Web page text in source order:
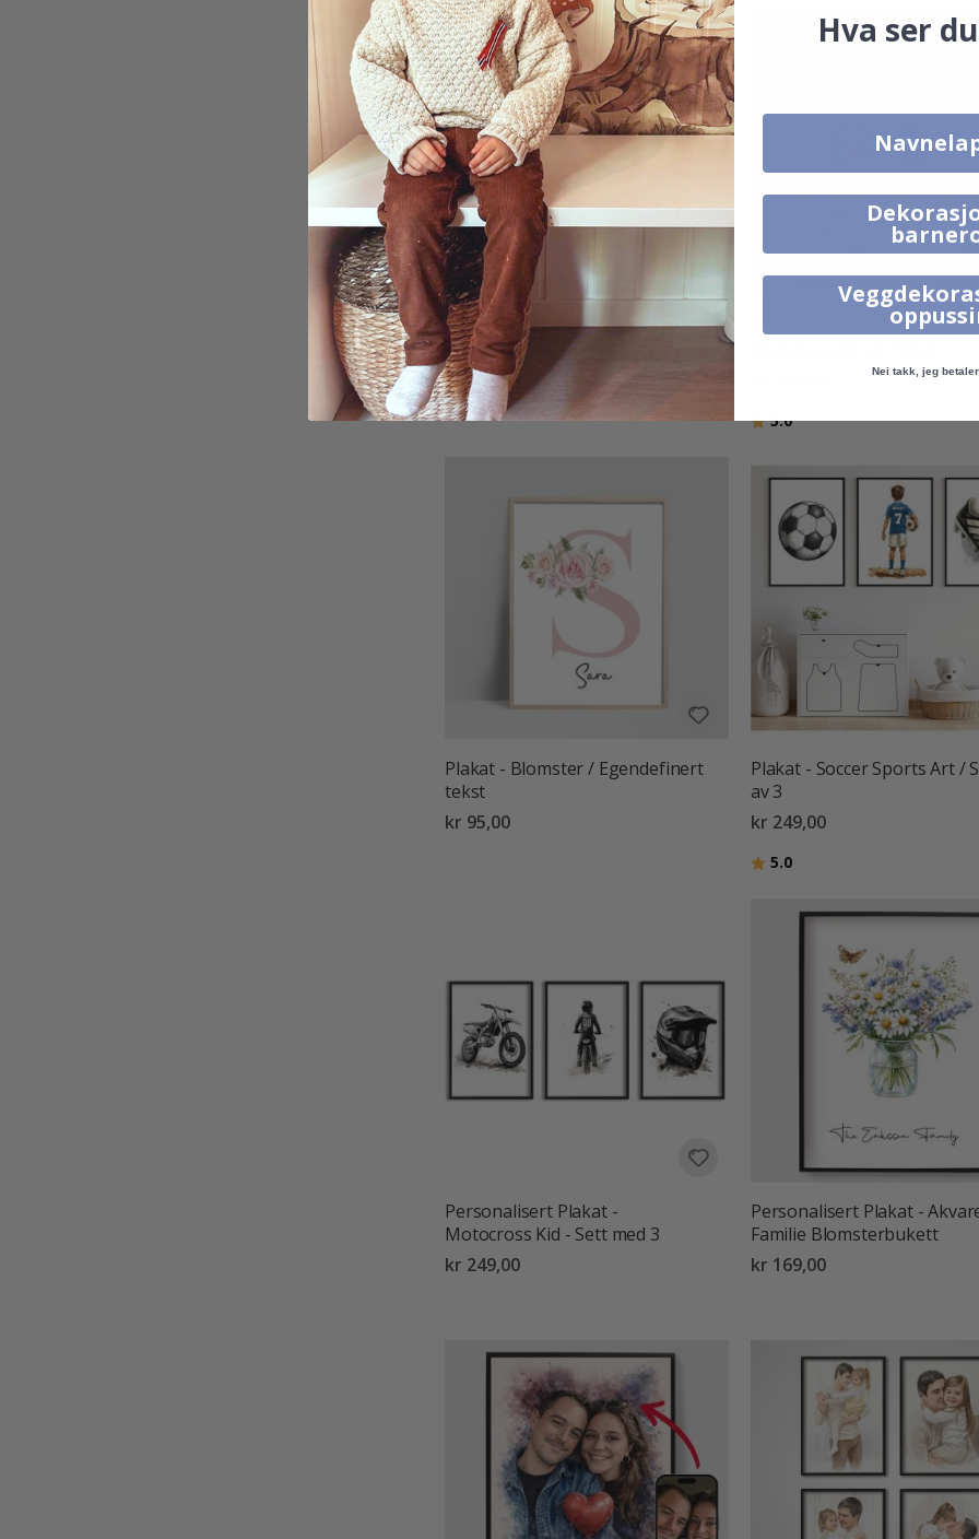
'Personlig Plakat - Penn &
Akvarellportrett - Sett med 4 - AI
Plakat'
kr 299,00
Personalisert Plakat -
Karakter:
5.0av 5 mulige
Plakat - Blomster / Egendefinert
tekst
kr 95,00
Plakat - Soccer Sports Art /
av 3
kr 249,00
Karakter:
5.0av 5 mulige
Personalisert Plakat -
Motocross Kid - Sett med 3
kr 249,00
Personalisert Plakat -
Familie Blomsterbukett
kr 169,00
Hva ser
Nei takk, jeg